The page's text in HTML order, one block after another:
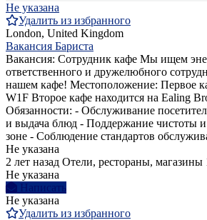
Не указана
Удалить из избранного
London, United Kingdom
Вакансия Бариста
Вакансия: Сотрудник кафе Мы ищем
ответственного и дружелюбного
нашем кафе! Местоположение: Первое
W1F Второе кафе находится на Ealing
Обязанности: - Обслуживание
и выдача блюд - Поддержание чистоты и
зоне - Соблюдение стандартов
Не указана
2 лет назад Отели, рестораны, магазины
Не указана
Написать
Не указана
Удалить из избранного